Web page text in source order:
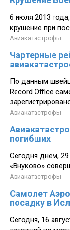
6 июля 2013
крушение при
Авиакатастрофы
Чартерные
По данным
Record Office
Авиакатастрофы
погибших
Сегодня днем,
«Внуково»
Авиакатастрофы
Самолет
посадку в
Сегодня, 16